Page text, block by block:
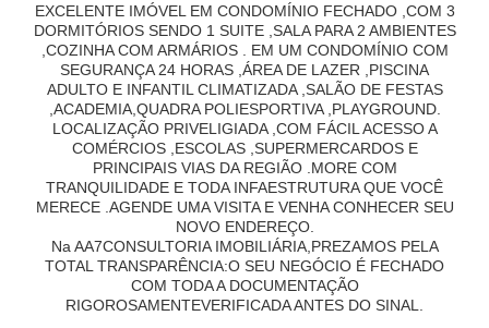
EXCELENTE IMÓVEL EM CONDOMÍNIO FECHADO ,COM 3
DORMITÓRIOS SENDO 1 SUITE ,SALA PARA 2 AMBIENTES
,COZINHA COM ARMÁRIOS . EM UM CONDOMÍNIO COM
SEGURANÇA 24 HORAS ,ÁREA DE LAZER ,PISCINA
ADULTO E INFANTIL CLIMATIZADA ,SALÃO DE FESTAS
,ACADEMIA,QUADRA POLIESPORTIVA ,PLAYGROUND.
LOCALIZAÇÃO PRIVELIGIADA ,COM FÁCIL ACESSO A
COMÉRCIOS ,ESCOLAS ,SUPERMERCARDOS E
PRINCIPAIS VIAS DA REGIÃO .MORE COM
TRANQUILIDADE E TODA INFAESTRUTURA QUE VOCÊ
MERECE .AGENDE UMA VISITA E VENHA CONHECER SEU
NOVO ENDEREÇO.
Na AA7CONSULTORIA IMOBILIÁRIA,PREZAMOS PELA
TOTAL TRANSPARÊNCIA:O SEU NEGÓCIO É FECHADO
COM TODA A DOCUMENTAÇÃO
RIGOROSAMENTEVERIFICADA ANTES DO SINAL.